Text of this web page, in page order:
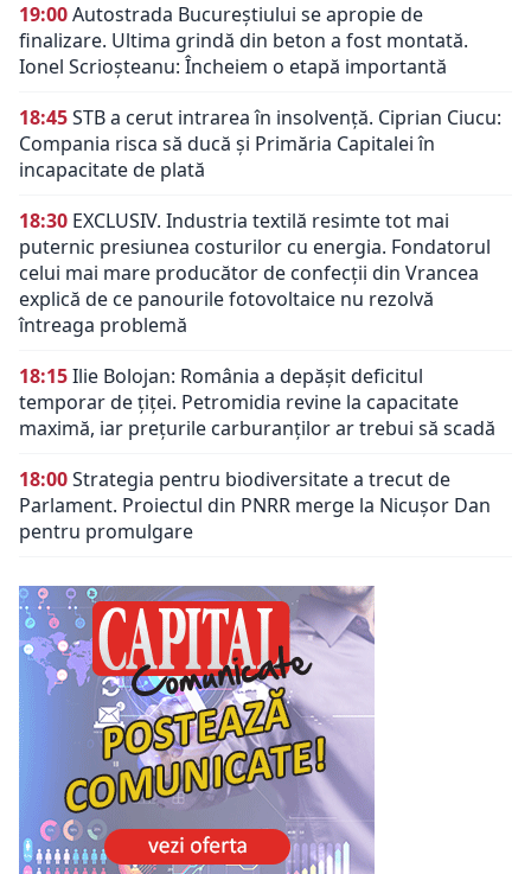
19:00Autostrada Bucureștiului se apropie de
finalizare. Ultima grindă din beton a fost montată.
Ionel Scrioșteanu: Încheiem o etapă importantă
18:45STB a cerut intrarea în insolvență. Ciprian Ciucu:
Compania risca să ducă și Primăria Capitalei în
incapacitate de plată
18:30 EXCLUSIV. Industria textilă resimte tot mai
puternic presiunea costurilor cu energia. Fondatorul
celui mai mare producător de confecții din Vrancea
explică de ce panourile fotovoltaice nu rezolvă
întreaga problemă
18:15Ilie Bolojan: România a depășit deficitul
temporar de țiței. Petromidia revine la capacitate
maximă, iar prețurile carburanților ar trebui să scadă
18:00Strategia pentru biodiversitate a trecut de
Parlament. Proiectul din PNRR merge la Nicușor Dan
pentru promulgare